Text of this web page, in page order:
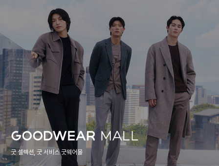
굿 셀렉션, 굿 서비스 굿웨어몰